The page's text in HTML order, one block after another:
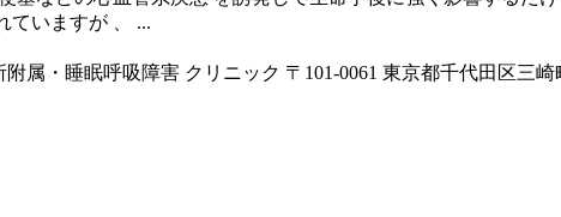
ていますが 、 ...
属・睡眠呼吸障害 クリニック 〒101-0061 東京都千代田区三崎